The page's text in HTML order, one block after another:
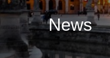
News